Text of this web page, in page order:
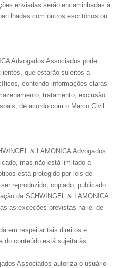
enviadas serão encaminhadas à
com outros escritórios ou
Advogados Associados pode
que estarão sujeitos a
contendo informações claras
tratamento, exclusão
de acordo com o Marco Civil
& LAMONICA Advogados
mas não está limitado a
está protegido por leis de
reproduzido, copiado, publicado
da SCHWINGEL & LAMONICA
as exceções previstas na lei de
em respeitar tais direitos e
do conteúdo está sujeita às
Associados autoriza o usuário